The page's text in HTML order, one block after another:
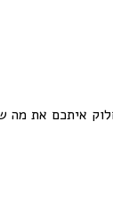
איתכם את מה